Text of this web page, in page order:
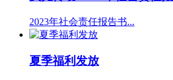
2023年社会责任报告书...
夏季福利发放